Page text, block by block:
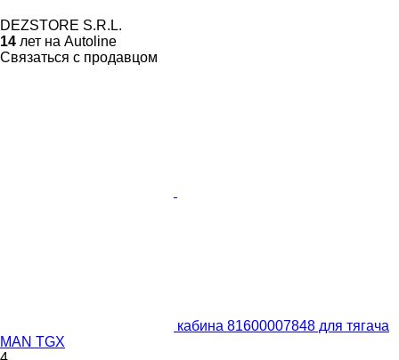
DEZSTORE S.R.L.
14 лет на Autoline
Связаться с продавцом
кабина 81600007848 для тягача
MAN TGX